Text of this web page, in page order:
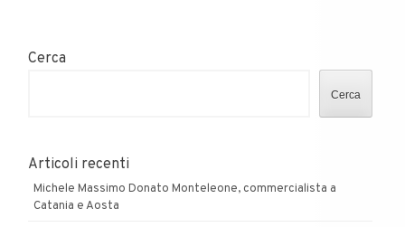
Cerca
Cerca
Articoli recenti
Michele Massimo Donato Monteleone, commercialista a
Catania e Aosta